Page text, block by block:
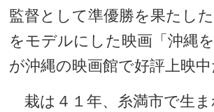
監督として準優勝を果たした
をモデルにした映画「沖縄を
が沖縄の映画館で好評上映中
栽は４１年、糸満市で生